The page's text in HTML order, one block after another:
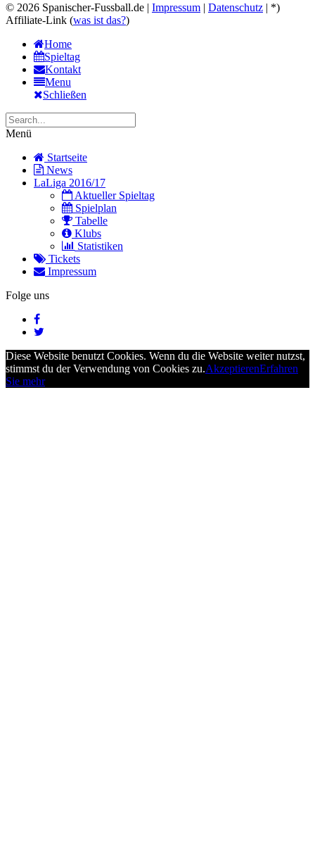
© 2026 Spanischer-Fussball.de | Impressum | Datenschutz | *)
Affiliate-Link (was ist das?)
Home
Spieltag
Kontakt
Menu
Schließen
Menü
Startseite
News
LaLiga 2016/17
Aktueller Spieltag
Spielplan
Tabelle
Klubs
Statistiken
Tickets
Impressum
Folge uns
Diese Website benutzt Cookies. Wenn du die Website weiter nutzst,
stimmst du der Verwendung von Cookies zu.AkzeptierenErfahren
Sie mehr